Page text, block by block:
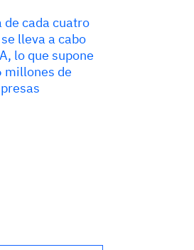
de cada cuatro
lleva a cabo
lo que supone
millones de